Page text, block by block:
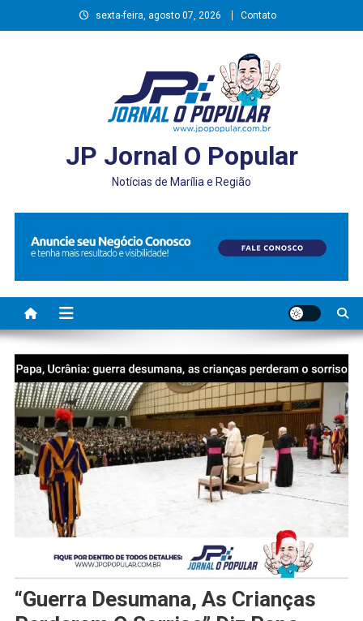
to
sexta-feira, agosto 07, 2026 Contato
JP Jornal O Popular
Notícias de Marília e Região
“Guerra Desumana, As Crianças